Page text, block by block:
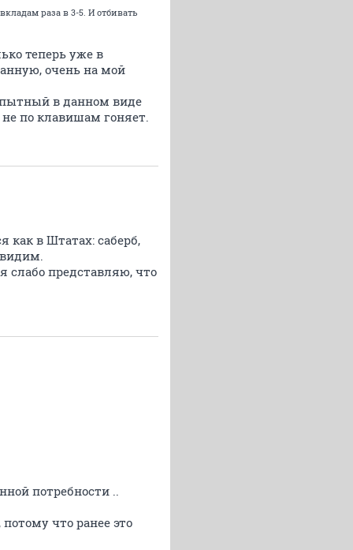
раза в 3-5. И отбивать
теперь уже в
очень на мой
в данном виде
не по клавишам гоняет.
как в Штатах: саберб,
видим.
слабо представляю, что
потребности ..
что ранее это